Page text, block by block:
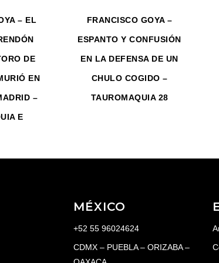
– EL
DE
EN
–
E
FRANCISCO GOYA –
ESPANTO Y CONFUSIÓN
EN LA DEFENSA DE UN
CHULO COGIDO –
TAUROMAQUIA 28
MÉXICO
+52 55 96024624
CDMX – PUEBLA – ORIZABA –